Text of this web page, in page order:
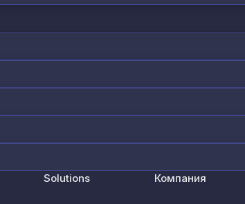
Solutions Компания